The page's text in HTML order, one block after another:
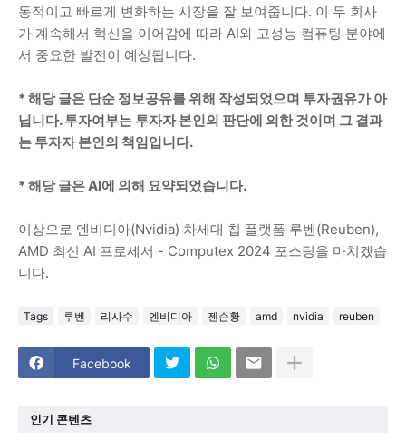
동적이고 빠르게 변화하는 시장을 잘 보여줍니다. 이 두 회사
가 계속해서 혁신을 이어감에 따라 AI와 고성능 컴퓨팅 분야에
서 중요한 발전이 예상됩니다.
* 해당 글은 단순 정보공유를 위해 작성되었으며 투자권유가 아
닙니다. 투자여부는 투자자 본인의 판단에 의한 것이며 그 결과
는 투자자 본인의 책임입니다.
* 해당 글은 AI에 의해 요약되었습니다.
이상으로 엔비디아(Nvidia) 차세대 칩 플랫폼 루벤(Reuben),
AMD 최신 AI 프로세서 - Computex 2024 포스팅을 마치겠습
니다.
Tags 루벤 리사수 엔비디아 젠슨황 amd nvidia reuben
Facebook
인기 콘텐츠